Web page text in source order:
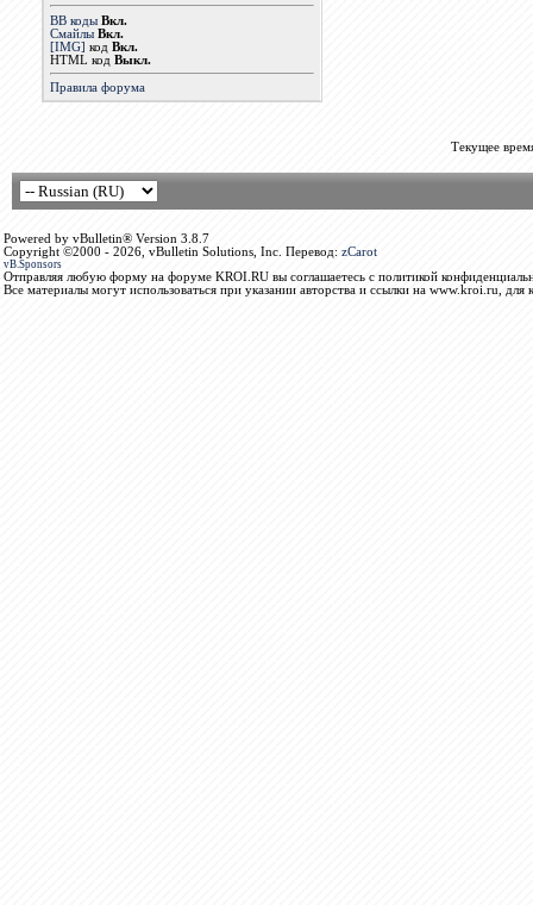
BB коды Вкл.
Смайлы Вкл.
[IMG] код Вкл.
HTML код Выкл.
Правила форума
Текущее
Powered by vBulletin® Version 3.8.7
Copyright ©2000 - 2026, vBulletin Solutions, Inc. Перевод: zCarot
vB.Sponsors
Отправляя любую форму на форуме KROI.RU вы соглашаетесь с политикой
Все материалы могут использоваться при указании авторства и ссылки на www.kroi.ru, для